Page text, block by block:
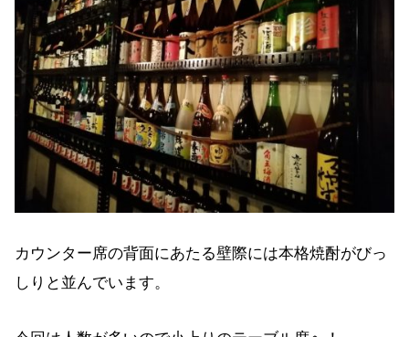
カウンター席の背面にあたる壁際には本格焼酎がびっ
しりと並んでいます。